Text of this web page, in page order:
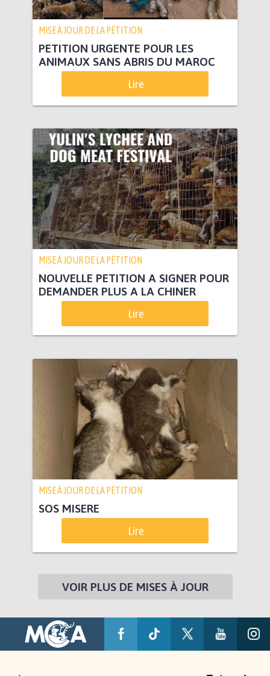
MISE À JOUR DE LA PÉTITION
PETITION URGENTE POUR LES
ANIMAUX SANS ABRIS DU MAROC
Lire
MISE À JOUR DE LA PÉTITION
NOUVELLE PETITION A SIGNER POUR
DEMANDER PLUS A LA CHINER
Lire
MISE À JOUR DE LA PÉTITION
SOS MISERE
Lire
VOIR PLUS DE MISES À JOUR